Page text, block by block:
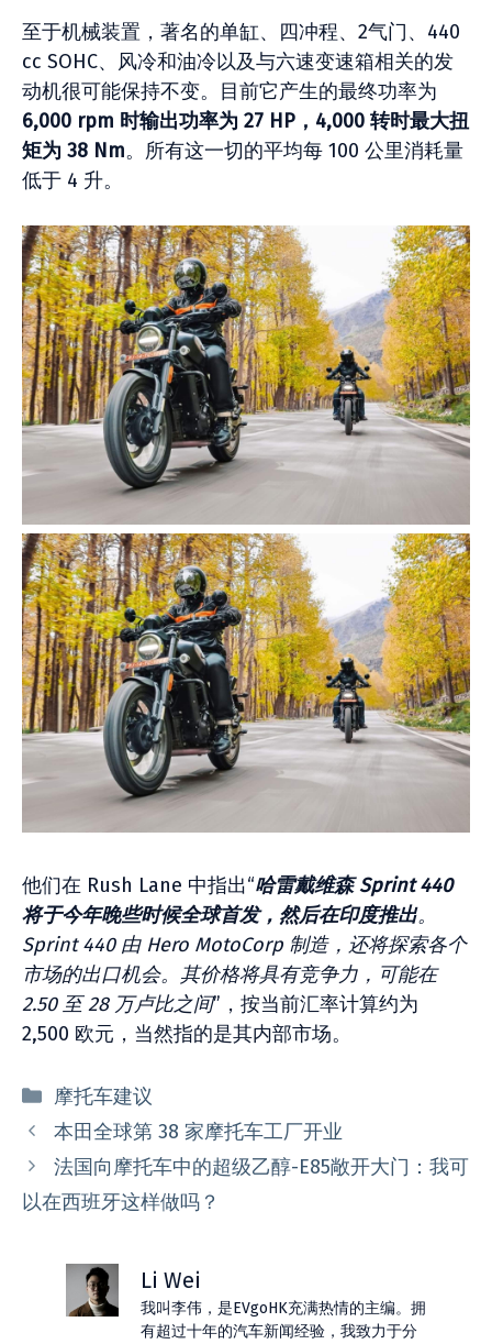
至于机械装置，著名的单缸、四冲程、2气门、440
cc SOHC、风冷和油冷以及与六速变速箱相关的发
动机很可能保持不变。目前它产生的最终功率为
6,000 rpm 时输出功率为 27 HP，4,000 转时最大扭
矩为 38 Nm。所有这一切的平均每 100 公里消耗量
低于 4 升。
他们在 Rush Lane 中指出“哈雷戴维森 Sprint 440
将于今年晚些时候全球首发，然后在印度推出。
Sprint 440 由 Hero MotoCorp 制造，还将探索各个
市场的出口机会。其价格将具有竞争力，可能在
2.50 至 28 万卢比之间”，按当前汇率计算约为
2,500 欧元，当然指的是其内部市场。
分
类
摩托车建议
本田全球第 38 家摩托车工厂开业
法国向摩托车中的超级乙醇-E85敞开大门：我可
以在西班牙这样做吗？
Li Wei
我叫李伟，是EVgoHK充满热情的主编。拥
有超过十年的汽车新闻经验，我致力于分